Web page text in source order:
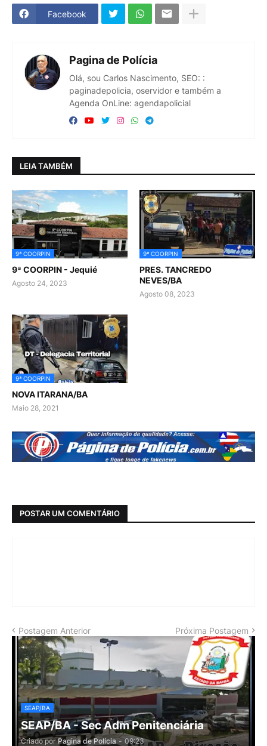
Facebook
Pagina de Polícia
Olá, sou Carlos Nascimento, SEO: :
paginadepolicia, oservidor e também a
Agenda OnLine: agendapolicial
LEIA TAMBÉM
9ª COORPIN
9ª COORPIN - Jequié
Agosto 24, 2023
9ª COORPIN
PRES. TANCREDO
NEVES/BA
Agosto 08, 2023
9ª COORPIN
NOVA ITARANA/BA
Maio 28, 2021
POSTAR UM COMENTÁRIO
Postagem Anterior Próxima Postagem
SEAP/BA
SEAP/BA - Sec Adm Penitenciária
Criado por Pagina de Polícia - 09:23